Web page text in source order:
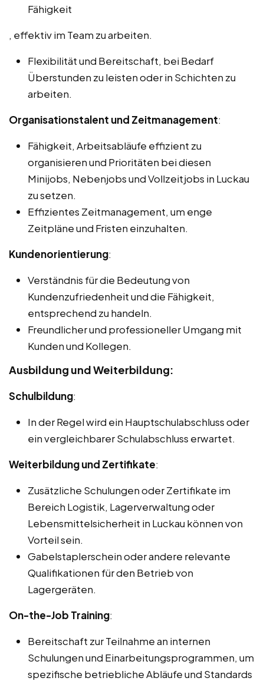
Fähigkeit
, effektiv im Team zu arbeiten.
Flexibilität und Bereitschaft, bei Bedarf
Überstunden zu leisten oder in Schichten zu
arbeiten.
Organisationstalent und Zeitmanagement:
Fähigkeit, Arbeitsabläufe effizient zu
organisieren und Prioritäten bei diesen
Minijobs, Nebenjobs und Vollzeitjobs in Luckau
zu setzen.
Effizientes Zeitmanagement, um enge
Zeitpläne und Fristen einzuhalten.
Kundenorientierung:
Verständnis für die Bedeutung von
Kundenzufriedenheit und die Fähigkeit,
entsprechend zu handeln.
Freundlicher und professioneller Umgang mit
Kunden und Kollegen.
Ausbildung und Weiterbildung:
Schulbildung:
In der Regel wird ein Hauptschulabschluss oder
ein vergleichbarer Schulabschluss erwartet.
Weiterbildung und Zertifikate:
Zusätzliche Schulungen oder Zertifikate im
Bereich Logistik, Lagerverwaltung oder
Lebensmittelsicherheit in Luckau können von
Vorteil sein.
Gabelstaplerschein oder andere relevante
Qualifikationen für den Betrieb von
Lagergeräten.
On-the-Job Training:
Bereitschaft zur Teilnahme an internen
Schulungen und Einarbeitungsprogrammen, um
spezifische betriebliche Abläufe und Standards